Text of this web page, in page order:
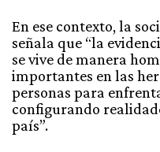
En ese contexto, la
señala que “la
se vive de manera
importantes en las
personas para
configurando
país”.